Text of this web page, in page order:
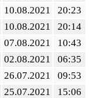
10.08.2021
20:23
10.08.2021
20:14
07.08.2021
10:43
02.08.2021
06:35
26.07.2021
09:53
25.07.2021
15:06